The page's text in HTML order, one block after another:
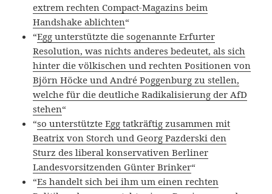
extrem rechten Compact-Magazins beim
Handshake ablichten“
“Egg unterstützte die sogenannte Erfurter
Resolution, was nichts anderes bedeutet, als sich
hinter die völkischen und rechten Positionen von
Björn Höcke und André Poggenburg zu stellen,
welche für die deutliche Radikalisierung der AfD
stehen“
“so unterstützte Egg tatkräftig zusammen mit
Beatrix von Storch und Georg Pazderski den
Sturz des liberal konservativen Berliner
Landesvorsitzenden Günter Brinker“
“Es handelt sich bei ihm um einen rechten